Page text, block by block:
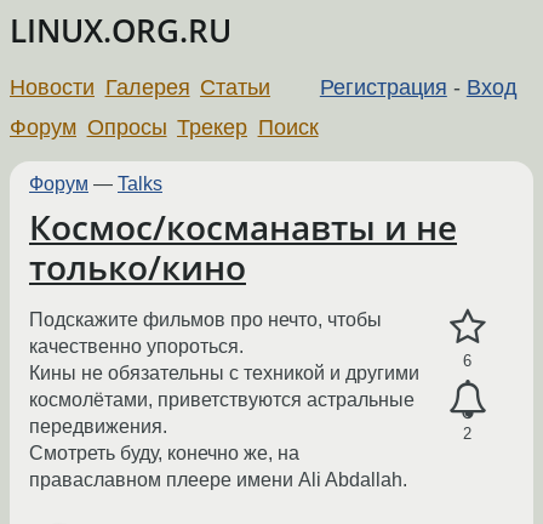
LINUX.ORG.RU
Регистрация - Вход
Новости Галерея Статьи
Форум Опросы Трекер Поиск
Форум — Talks
Космос/косманавты и не
только/кино
6
2
Подскажите фильмов про нечто, чтобы
качественно упороться.
Кины не обязательны с техникой и другими
космолётами, приветствуются астральные
передвижения.
Смотреть буду, конечно же, на
праваславном плеере имени Ali Abdallah.